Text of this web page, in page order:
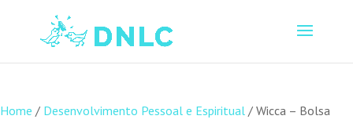
Home / Desenvolvimento Pessoal e Espiritual / Wicca – Bolsa